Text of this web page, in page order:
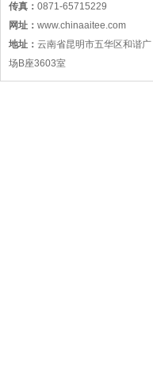
传真： 0871-65715229
网址： www.chinaaitee.com
地址： 云南省昆明市五华区和谐广
场B座3603室